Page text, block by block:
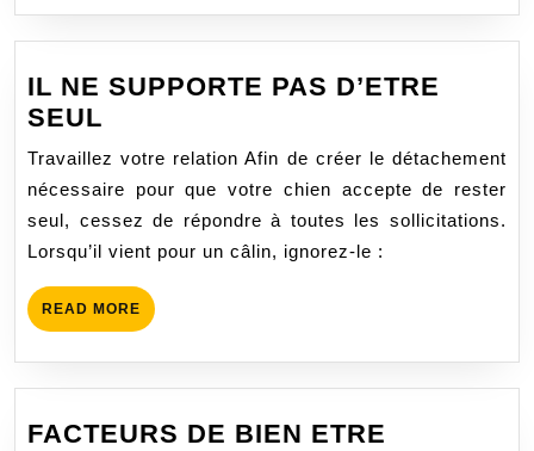
IL NE SUPPORTE PAS D’ETRE
SEUL
NE
SUPPORTE
PAS
D’ETRE
SEUL
Travaillez votre relation Afin de créer le détachement
nécessaire pour que votre chien accepte de rester
seul, cessez de répondre à toutes les sollicitations.
Lorsqu’il vient pour un câlin, ignorez-le :
READ MORE READ
MORE
FACTEURS DE BIEN ETRE